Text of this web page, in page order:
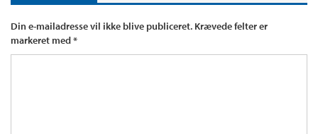
Din e-mailadresse vil ikke blive publiceret. Krævede felter er
markeret med*